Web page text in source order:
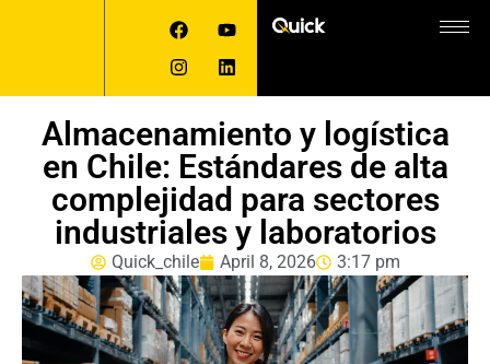
Almacenamiento y logística
en Chile: Estándares de alta
complejidad para sectores
industriales y laboratorios
Quick_chile April 8, 2026 3:17 pm